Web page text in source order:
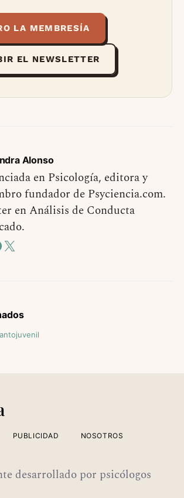
LA MEMBRESÍA
EL NEWSLETTER
Alonso
en Psicología, editora y
fundador de Psyciencia.com.
en Análisis de Conducta
PUBLICIDAD
NOSOTROS
desarrollado por psicólogos